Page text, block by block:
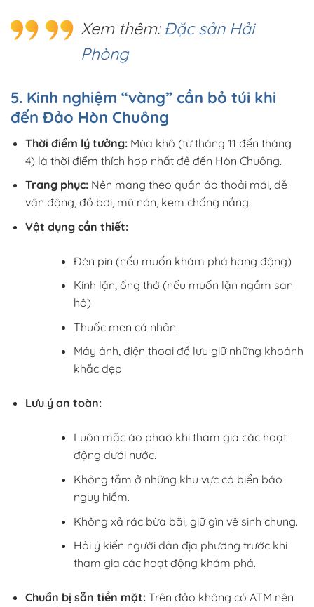
Xem thêm: Đặc sản Hải
Phòng
5. Kinh nghiệm “vàng” cần bỏ túi khi
đến Đảo Hòn Chuông
Thời điểm lý tưởng:Mùa khô (từ tháng 11 đến tháng
4) là thời điểm thích hợp nhất để đến Hòn Chuông.
Trang phục:Nên mang theo quần áo thoải mái, dễ
vận động, đồ bơi, mũ nón, kem chống nắng.
Vật dụng cần thiết:
Đèn pin (nếu muốn khám phá hang động)
Kính lặn, ống thở (nếu muốn lặn ngắm san
hô)
Thuốc men cá nhân
Máy ảnh, điện thoại để lưu giữ những khoảnh
khắc đẹp
Lưu ý an toàn:
Luôn mặc áo phao khi tham gia các hoạt
động dưới nước.
Không tắm ở những khu vực có biển báo
nguy hiểm.
Không xả rác bừa bãi, giữ gìn vệ sinh chung.
Hỏi ý kiến người dân địa phương trước khi
tham gia các hoạt động khám phá.
Chuẩn bị sẵn tiền mặt:Trên đảo không có ATM nên